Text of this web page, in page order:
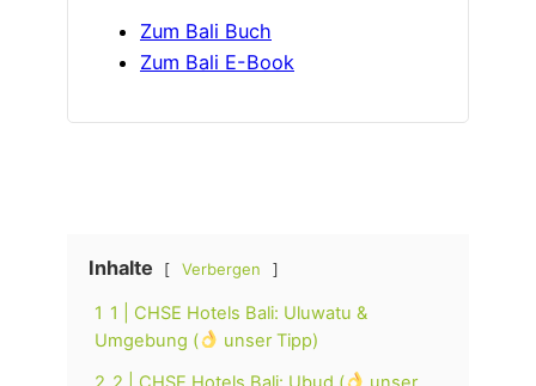
Zum Bali Buch
Zum Bali E-Book
Inhalte Verbergen
1 1 | CHSE Hotels Bali: Uluwatu &
Umgebung (
unser Tipp)